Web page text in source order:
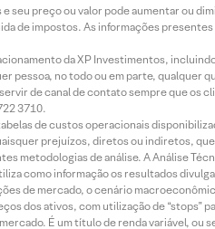
preço ou valor pode aumentar ou
de impostos. As informações
da XP Investimentos,
pessoa, no todo ou em parte,
de canal de contato sempre que os
3710.
de custos operacionais
prejuízos, diretos ou indiretos,
metodologias de análise. A Análise
como informação os resultados
de mercado, o cenário
dos ativos, com utilização de “stops”
É um título de renda variável,